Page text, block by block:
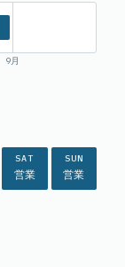
9月
SAT
営業
SUN
営業